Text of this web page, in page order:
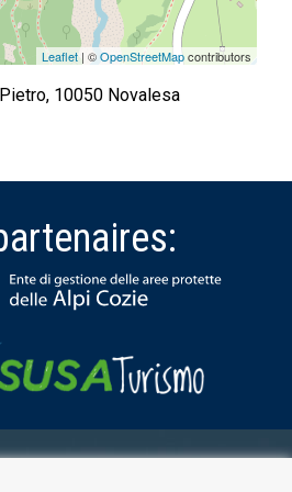
Leaflet | ©OpenStreetMapcontributors
10050 Novalesa